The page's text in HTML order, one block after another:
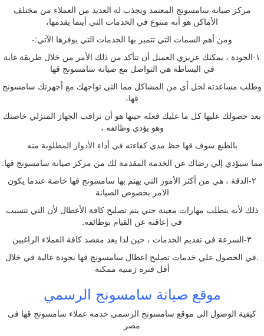
مركز صيانة سامسونج المعتمد ويجذب له العديد من العملاء من مختلف
الأماكن هو أنه متنوع في الخدمات التي أينما يقدمها،
ومن أهم السمات التي تتميز بها الخدمات التي يوفرها الآتي:-
١-الجودة ، يمكنك عزيزي العميل أن تتأكد من ذلك الأمر من خلال طريقة غاية
في البساطة هي التواصل مع صيانة سامسونج قها
وطلب مساعدته لحل أي من المشاكل مما التي تواجهك مع أجهزتك سامسونج
قها،
بعد حصولك عليها كل ما عليك فعله حينها هو أن تراقب الجهاز المنزلي خاصتك
وهو يؤدي وظائفه ،
بالطبع سوف قها حظ مدي كفاءته في أداء الأدوار المطلوبة منه
مما سيؤدي إلي رضاك عن الخدمة المقدمة لك من مركز صيانة سامسونج قها.
٢-الدقة ، هي من أكثر الأمور التي يهتم بها سامسونج قها خاصة عندما يكون
الامر بخصوص الصيانة
ذلك لأنه يتطلب مهارات معينة حتي يتم تصليح كافة الأعطال لأن التي تتسبب
في إعاقته عن القيام بوظائفه.
٣-السرعة في تقديم الخدمات ، حين لذا يعد مقصد كافة العملاء الراغبين
.في الحصول علي خدمات تصليح اعطال سامسونج قها بجودة عالية في خلال
أقل فترة زمنية ممكنة
موقع صيانة سامسونج الرسمي
كيفية الوصول الى موقع سامسونج الرسمى خدمه عملاء سامسونج قها فى
مصر